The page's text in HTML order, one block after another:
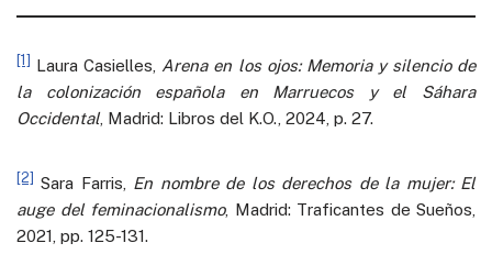
[1] Laura Casielles, Arena en los ojos: Memoria y silencio de
la colonización española en Marruecos y el Sáhara
Occidental, Madrid: Libros del K.O., 2024, p. 27.
[2] Sara Farris, En nombre de los derechos de la mujer: El
auge del feminacionalismo, Madrid: Traficantes de Sueños,
2021, pp. 125-131.